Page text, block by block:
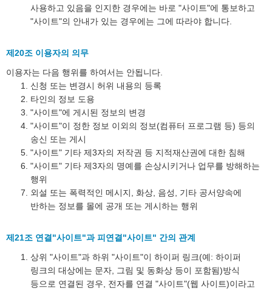
사용하고 있음을 인지한 경우에는 바로 "사이트"에 통보하고
"사이트"의 안내가 있는 경우에는 그에 따라야 합니다.
제20조 이용자의 의무
이용자는 다음 행위를 하여서는 안됩니다.
신청 또는 변경시 허위 내용의 등록
타인의 정보 도용
"사이트"에 게시된 정보의 변경
"사이트"이 정한 정보 이외의 정보(컴퓨터 프로그램 등) 등의
송신 또는 게시
"사이트" 기타 제3자의 저작권 등 지적재산권에 대한 침해
"사이트" 기타 제3자의 명예를 손상시키거나 업무를 방해하는
행위
외설 또는 폭력적인 메시지, 화상, 음성, 기타 공서양속에
반하는 정보를 몰에 공개 또는 게시하는 행위
제21조 연결"사이트"과 피연결"사이트" 간의 관계
상위 "사이트"과 하위 "사이트"이 하이퍼 링크(예: 하이퍼
링크의 대상에는 문자, 그림 및 동화상 등이 포함됨)방식
등으로 연결된 경우, 전자를 연결 "사이트"(웹 사이트)이라고